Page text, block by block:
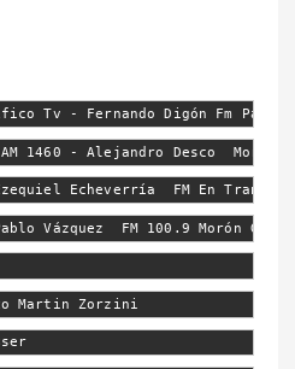
Tv - Fernando Digón Fm
1460 - Alejandro Desco
Echeverría  FM En
Vázquez  FM 100.9 Morón
Martin Zorzini